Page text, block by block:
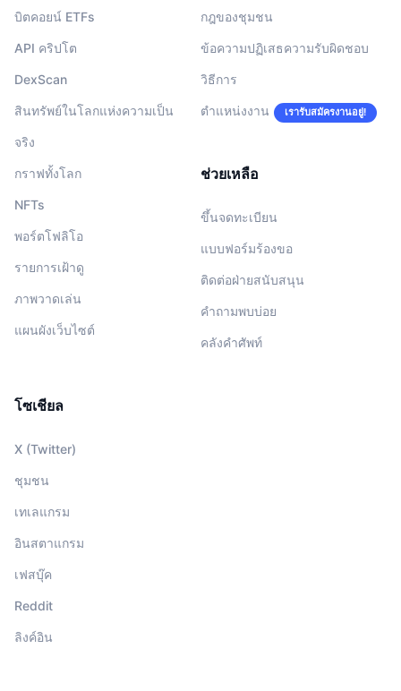
บิตคอยน์ ETFs
API คริปโต
DexScan
สินทรัพย์ในโลกแห่งความเป็น
จริง
กราฟทั้งโลก
NFTs
พอร์ตโฟลิโอ
รายการเฝ้าดู
ภาพวาดเล่น
แผนผังเว็บไซต์
กฎของชุมชน
ข้อความปฏิเสธความรับผิดชอบ
วิธีการ
ตำแหน่งงาน เรารับสมัครงานอยู่!
ช่วยเหลือ
ขึ้นจดทะเบียน
แบบฟอร์มร้องขอ
ติดต่อฝ่ายสนับสนุน
คำถามพบบ่อย
คลังคำศัพท์
โซเชียล
X (Twitter)
ชุมชน
เทเลแกรม
อินสตาแกรม
เฟสบุ๊ค
Reddit
ลิงค์อิน